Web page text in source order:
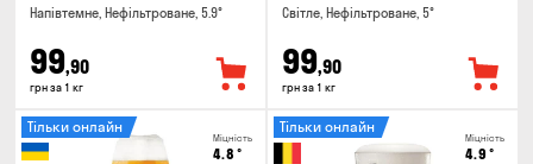
Напівтемне, Нефільтроване, 5.9°
99,90
грн за 1 кг
Світле, Нефільтроване, 5°
99,90
грн за 1 кг
Міцність
4.8 °
Тільки онлайн
Міцність
4.9 °
Тільки онлайн